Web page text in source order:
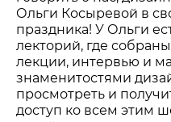
Ольги Косыревой в
праздника! У Ольги
лекторий, где
лекции, интервью и
знаменитостями
просмотреть и
доступ ко всем этим